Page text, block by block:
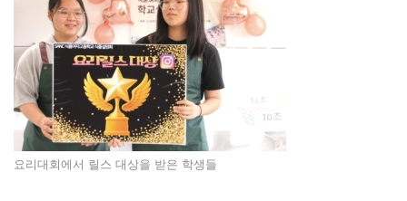
요리대회에서 릴스 대상을 받은 학생들